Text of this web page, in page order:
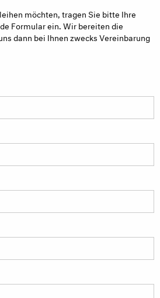
möchten, tragen Sie bitte Ihre
Formular ein. Wir bereiten die
dann bei Ihnen zwecks Vereinbarung